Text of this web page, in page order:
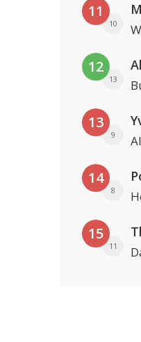
11
10
12
13
13
9
14
8
15
11